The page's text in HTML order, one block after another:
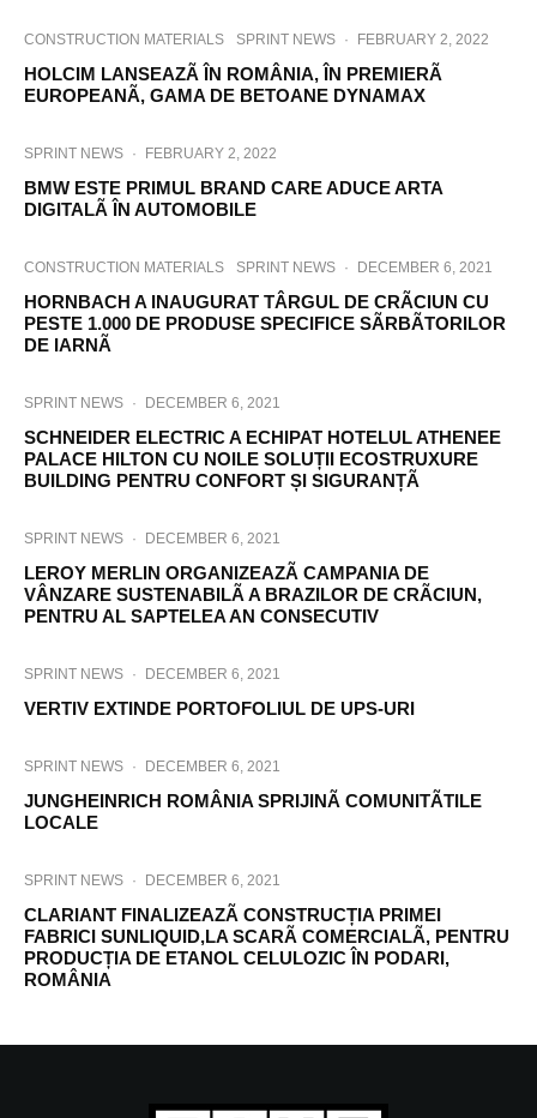
CONSTRUCTION MATERIALS SPRINT NEWS · FEBRUARY 2, 2022
HOLCIM LANSEAZÃ ÎN ROMÂNIA, ÎN PREMIERÃ
EUROPEANÃ, GAMA DE BETOANE DYNAMAX
SPRINT NEWS · FEBRUARY 2, 2022
BMW ESTE PRIMUL BRAND CARE ADUCE ARTA
DIGITALÃ ÎN AUTOMOBILE
CONSTRUCTION MATERIALS SPRINT NEWS · DECEMBER 6, 2021
HORNBACH A INAUGURAT TÂRGUL DE CRÃCIUN CU
PESTE 1.000 DE PRODUSE SPECIFICE SÃRBÃTORILOR
DE IARNÃ
SPRINT NEWS · DECEMBER 6, 2021
SCHNEIDER ELECTRIC A ECHIPAT HOTELUL ATHENEE
PALACE HILTON CU NOILE SOLUȚII ECOSTRUXURE
BUILDING PENTRU CONFORT ȘI SIGURANȚÃ
SPRINT NEWS · DECEMBER 6, 2021
LEROY MERLIN ORGANIZEAZÃ CAMPANIA DE
VÂNZARE SUSTENABILÃ A BRAZILOR DE CRÃCIUN,
PENTRU AL SAPTELEA AN CONSECUTIV
SPRINT NEWS · DECEMBER 6, 2021
VERTIV EXTINDE PORTOFOLIUL DE UPS-URI
SPRINT NEWS · DECEMBER 6, 2021
JUNGHEINRICH ROMÂNIA SPRIJINÃ COMUNITÃTILE
LOCALE
SPRINT NEWS · DECEMBER 6, 2021
CLARIANT FINALIZEAZÃ CONSTRUCȚIA PRIMEI
FABRICI SUNLIQUID,LA SCARÃ COMERCIALÃ, PENTRU
PRODUCȚIA DE ETANOL CELULOZIC ÎN PODARI,
ROMÂNIA